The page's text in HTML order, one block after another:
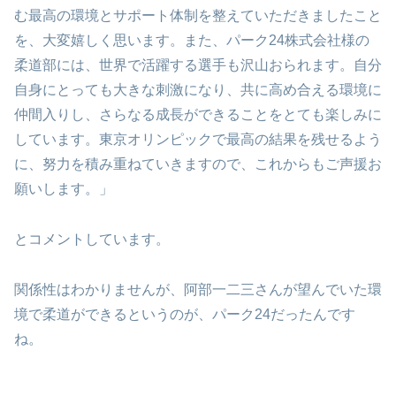
む最高の環境とサポート体制を整えていただきましたこと
を、大変嬉しく思います。また、パーク24株式会社様の
柔道部には、世界で活躍する選手も沢山おられます。自分
自身にとっても大きな刺激になり、共に高め合える環境に
仲間入りし、さらなる成長ができることをとても楽しみに
しています。東京オリンピックで最高の結果を残せるよう
に、努力を積み重ねていきますので、これからもご声援お
願いします。」
とコメントしています。
関係性はわかりませんが、阿部一二三さんが望んでいた環
境で柔道ができるというのが、パーク24だったんです
ね。